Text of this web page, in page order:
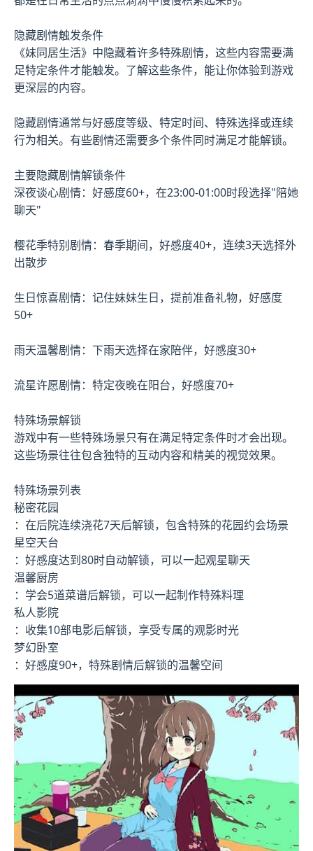
隐藏剧情触发条件
《妹同居生活》中隐藏着许多特殊剧情，这些内容需要满
足特定条件才能触发。了解这些条件，能让你体验到游戏
更深层的内容。
隐藏剧情通常与好感度等级、特定时间、特殊选择或连续
行为相关。有些剧情还需要多个条件同时满足才能解锁。
主要隐藏剧情解锁条件
深夜谈心剧情：好感度60+，在23:00-01:00时段选择"陪她
聊天"
樱花季特别剧情：春季期间，好感度40+，连续3天选择外
出散步
生日惊喜剧情：记住妹妹生日，提前准备礼物，好感度
50+
雨天温馨剧情：下雨天选择在家陪伴，好感度30+
流星许愿剧情：特定夜晚在阳台，好感度70+
特殊场景解锁
游戏中有一些特殊场景只有在满足特定条件时才会出现。
这些场景往往包含独特的互动内容和精美的视觉效果。
特殊场景列表
秘密花园
：在后院连续浇花7天后解锁，包含特殊的花园约会场景
星空天台
：好感度达到80时自动解锁，可以一起观星聊天
温馨厨房
：学会5道菜谱后解锁，可以一起制作特殊料理
私人影院
：收集10部电影后解锁，享受专属的观影时光
梦幻卧室
：好感度90+，特殊剧情后解锁的温馨空间